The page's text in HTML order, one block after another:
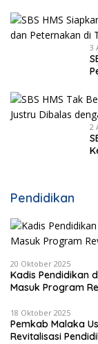
3
2
Pendidikan
20 Oktober 2025
Kadis Pendidikan
Masuk Program
18 Oktober 2025
Pemkab Malaka
Revitalisasi